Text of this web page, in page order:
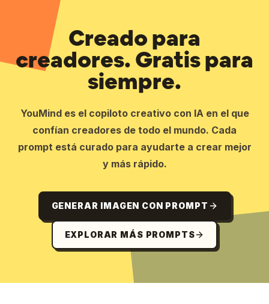
Creado para
creadores. Gratis para
siempre.
YouMind es el copiloto creativo con IA en el que
confían creadores de todo el mundo. Cada
prompt está curado para ayudarte a crear mejor
y más rápido.
GENERAR IMAGEN CON PROMPT
EXPLORAR MÁS PROMPTS